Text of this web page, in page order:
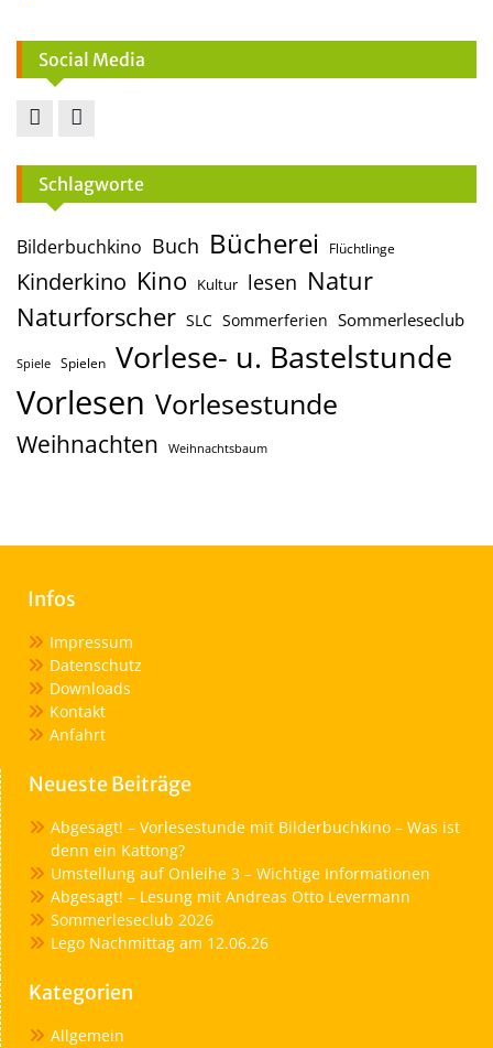
Social Media
Schlagworte
Bilderbuchkino Buch Bücherei Flüchtlinge
Kinderkino Kino Kultur lesen Natur
Naturforscher SLC Sommerferien Sommerleseclub
Spiele Spielen Vorlese- u. Bastelstunde
Vorlesen Vorlesestunde
Weihnachten Weihnachtsbaum
Infos
Impressum
Datenschutz
Downloads
Kontakt
Anfahrt
Neueste Beiträge
Abgesagt! – Vorlesestunde mit Bilderbuchkino – Was ist
denn ein Kattong?
Umstellung auf Onleihe 3 – Wichtige Informationen
Abgesagt! – Lesung mit Andreas Otto Levermann
Sommerleseclub 2026
Lego Nachmittag am 12.06.26
Kategorien
Allgemein